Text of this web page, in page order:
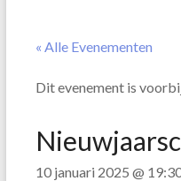
« Alle Evenementen
Dit evenement is
10 januari 2025 @